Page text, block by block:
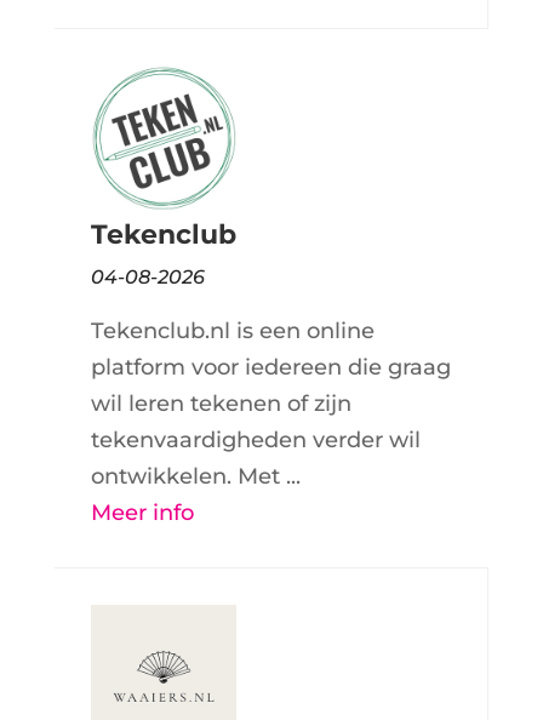
Tekenclub
04-08-2026
Tekenclub.nl is een online
platform voor iedereen die graag
wil leren tekenen of zijn
tekenvaardigheden verder wil
ontwikkelen. Met ...
Meer info